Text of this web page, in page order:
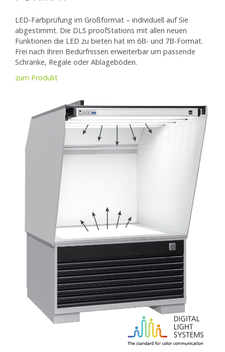
LED-Farbprüfung im Großformat – individuell auf Sie
abgestimmt. Die DLS proofStations mit allen neuen
Funktionen die LED zu bieten hat im 6B- und 7B-Format.
Frei nach Ihren Bedürfnissen erweiterbar um passende
Schränke, Regale oder Ablageböden.
zum Produkt